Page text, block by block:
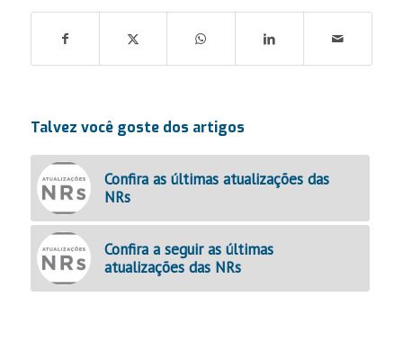
Talvez você goste dos artigos
Confira as últimas atualizações das
NRs
Confira a seguir as últimas
atualizações das NRs